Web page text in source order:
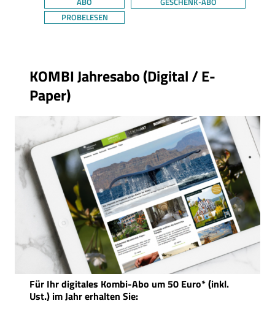
PROBELESEN
KOMBI Jahresabo (Digital / E-
Paper)
Für Ihr digitales Kombi-Abo um 50 Euro* (inkl.
Ust.) im Jahr erhalten Sie: